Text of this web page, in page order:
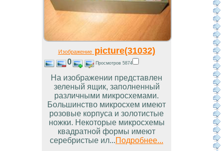
Изображениеpicture(31032)
0 Просмотров 5874
На изображении представлен
зеленый ящик, заполненный
различными микросхемами.
Большинство микросхем имеют
розовые корпуса и золотистые
ножки. Некоторые микросхемы
квадратной формы имеют
серебристые ил...Подробнее...